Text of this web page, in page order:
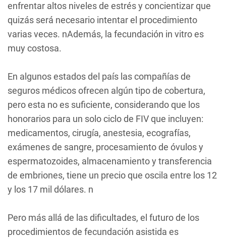
enfrentar altos niveles de estrés y concientizar que
quizás será necesario intentar el procedimiento
varias veces. nAdemás, la fecundación in vitro es
muy costosa.
En algunos estados del país las compañías de
seguros médicos ofrecen algún tipo de cobertura,
pero esta no es suficiente, considerando que los
honorarios para un solo ciclo de FIV que incluyen:
medicamentos, cirugía, anestesia, ecografías,
exámenes de sangre, procesamiento de óvulos y
espermatozoides, almacenamiento y transferencia
de embriones, tiene un precio que oscila entre los 12
y los 17 mil dólares. n
Pero más allá de las dificultades, el futuro de los
procedimientos de fecundación asistida es